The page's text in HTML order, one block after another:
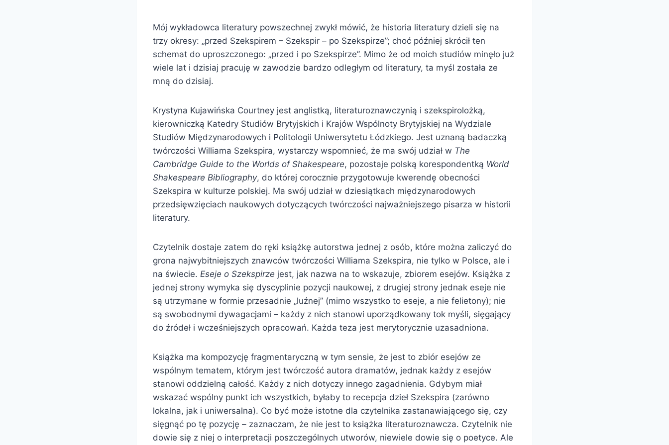
Mój wykładowca literatury powszechnej zwykł mówić, że historia literatury dzieli się na
trzy okresy: „przed Szekspirem – Szekspir – po Szekspirze”; choć później skrócił ten
schemat do uproszczonego: „przed i po Szekspirze”. Mimo że od moich studiów minęło już
wiele lat i dzisiaj pracuję w zawodzie bardzo odległym od literatury, ta myśl została ze
mną do dzisiaj.
Krystyna Kujawińska Courtney jest anglistką, literaturoznawczynią i szekspirolożką,
kierowniczką Katedry Studiów Brytyjskich i Krajów Wspólnoty Brytyjskiej na Wydziale
Studiów Międzynarodowych i Politologii Uniwersytetu Łódzkiego. Jest uznaną badaczką
twórczości Williama Szekspira, wystarczy wspomnieć, że ma swój udział w The
Cambridge Guide to the Worlds of Shakespeare, pozostaje polską korespondentką World
Shakespeare Bibliography, do której corocznie przygotowuje kwerendę obecności
Szekspira w kulturze polskiej. Ma swój udział w dziesiątkach międzynarodowych
przedsięwzięciach naukowych dotyczących twórczości najważniejszego pisarza w historii
literatury.
Czytelnik dostaje zatem do ręki książkę autorstwa jednej z osób, które można zaliczyć do
grona najwybitniejszych znawców twórczości Williama Szekspira, nie tylko w Polsce, ale i
na świecie. Eseje o Szekspirze jest, jak nazwa na to wskazuje, zbiorem esejów. Książka z
jednej strony wymyka się dyscyplinie pozycji naukowej, z drugiej strony jednak eseje nie
są utrzymane w formie przesadnie „luźnej” (mimo wszystko to eseje, a nie felietony); nie
są swobodnymi dywagacjami – każdy z nich stanowi uporządkowany tok myśli, sięgający
do źródeł i wcześniejszych opracowań. Każda teza jest merytorycznie uzasadniona.
Książka ma kompozycję fragmentaryczną w tym sensie, że jest to zbiór esejów ze
wspólnym tematem, którym jest twórczość autora dramatów, jednak każdy z esejów
stanowi oddzielną całość. Każdy z nich dotyczy innego zagadnienia. Gdybym miał
wskazać wspólny punkt ich wszystkich, byłaby to recepcja dzieł Szekspira (zarówno
lokalna, jak i uniwersalna). Co być może istotne dla czytelnika zastanawiającego się, czy
sięgnąć po tę pozycję – zaznaczam, że nie jest to książka literaturoznawcza. Czytelnik nie
dowie się z niej o interpretacji poszczególnych utworów, niewiele dowie się o poetyce. Ale